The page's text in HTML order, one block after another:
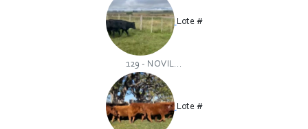
Lote #
129 - NOVIL...
Lote #